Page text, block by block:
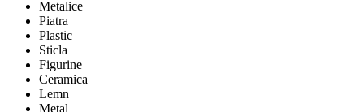
Metalice
Piatra
Plastic
Sticla
Figurine
Ceramica
Lemn
Metal